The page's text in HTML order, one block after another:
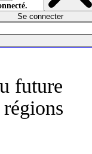
Se connecter
future